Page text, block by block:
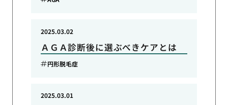
ＡＧＡ診断後に選ぶべきケアとは
2025.03.02
円形脱毛症
2025.03.01